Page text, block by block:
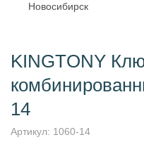
Новосибирск
KINGTONY
14
Артикул: 1060-14